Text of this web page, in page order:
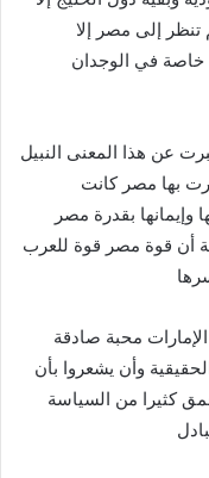
تنظر إلى مصر إلا
خاصة في الوجدان
عن هذا المعنى النبيل
بها مصر كانت
وإيمانها بقدرة مصر
أن قوة مصر قوة للعرب
محبة صادقة
وأن يشعروا بأن
كثيرا من السياسة